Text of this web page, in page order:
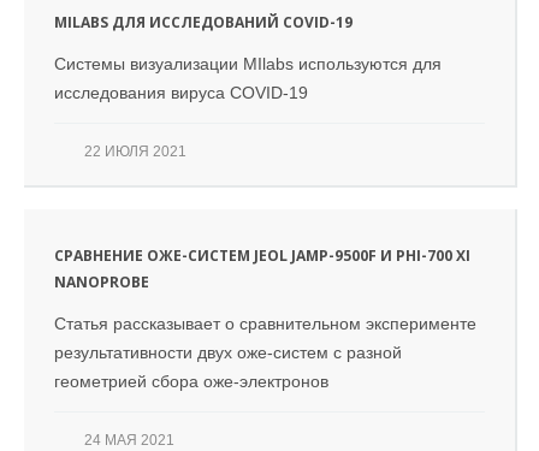
MILABS ДЛЯ ИССЛЕДОВАНИЙ COVID-19
Системы визуализации MIlabs используются для
исследования вируса COVID-19
22 ИЮЛЯ 2021
СРАВНЕНИЕ ОЖЕ-СИСТЕМ JEOL JAMP-9500F И PHI-700 XI
NANOPROBE
Статья рассказывает о сравнительном эксперименте
результативности двух оже-систем с разной
геометрией сбора оже-электронов
24 МАЯ 2021